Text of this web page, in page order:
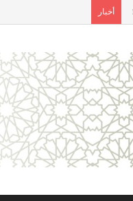
أخبار